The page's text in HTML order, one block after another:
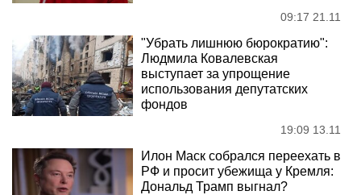
09:17 21.11
"Убрать лишнюю бюрократию":
Людмила Ковалевская
выступает за упрощение
использования депутатских
фондов
19:09 13.11
Илон Маск собрался переехать в
РФ и просит убежища у Кремля:
Дональд Трамп выгнал?